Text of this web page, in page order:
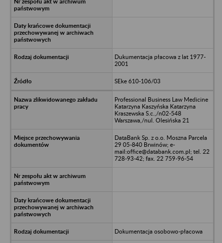
Dukumentacja płacowa z lat 1977-
2001
SEke 610-106/03
Professional Business Law Medicine
Katarzyna Kaszyńska Katarzyna
Kraszewska S.c.,/n02-548
Warszawa,/nul. Olesińska 21
DataBank Sp. z o.o. Moszna Parcela
29 05-840 Brwinów; e-
mail:office@databank.com.pl; tel. 22
728-93-42; fax. 22 759-96-54
Dokumentacja osobowo-płacowa